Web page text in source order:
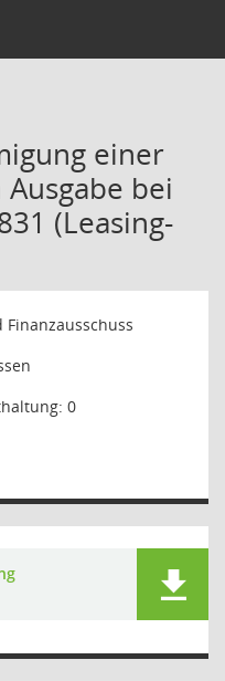
einer
bei
(Leasing-
Finanzausschuss
0